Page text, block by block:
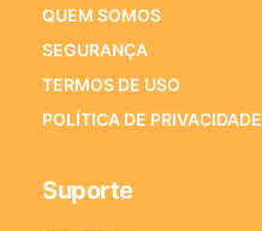
QUEM SOMOS
SEGURANÇA
TERMOS DE USO
POLÍTICA DE PRIVACIDADE
Suporte